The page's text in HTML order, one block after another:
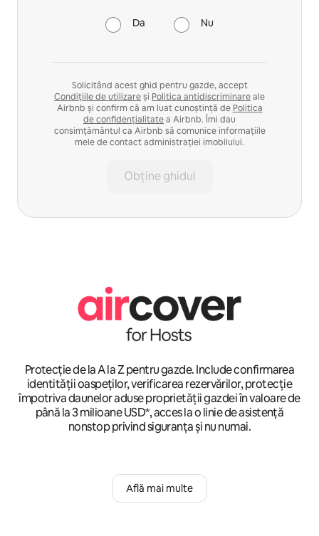
Da Nu
Solicitând acest ghid pentru gazde, accept
Condițiile de utilizareși Politica antidiscriminareale
Airbnb și confirm că am luat cunoștință de Politica
de confidențialitatea Airbnb. Îmi dau
consimțământul ca Airbnb să comunice informațiile
mele de contact administrației imobilului.
Obține ghidul
Protecție de la A la Z pentru gazde. Include confirmarea
identității oaspeților, verificarea rezervărilor, protecție
împotriva daunelor aduse proprietății gazdei în valoare de
până la 3 milioane USD*, acces la o linie de asistență
nonstop privind siguranța și nu numai.
Află mai multe